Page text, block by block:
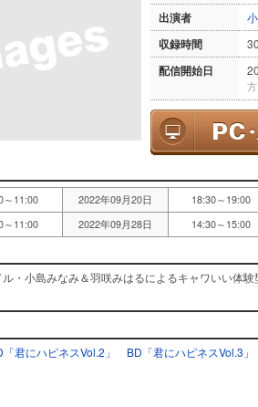
出演者
収録時間
配信開始日
方
～11:00 2022年09月20日
18:30～19:00
～11:00 2022年09月28日 14:30～15:00
・小島みなみ＆羽咲みはるによるキャワいい体
「君にハピネスVol.2」 BD「君にハピネスVol.3」